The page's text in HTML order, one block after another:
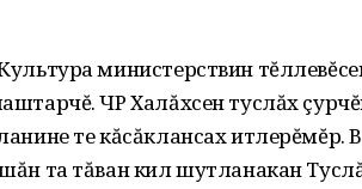
министерствин
ЧР Халăхсен туслăх
те кăсăклансах
та тăван кил шутланакан